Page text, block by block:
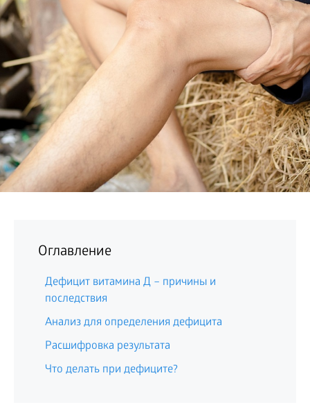
Оглавление
Дефицит витамина Д – причины и
последствия
Анализ для определения дефицита
Расшифровка результата
Что делать при дефиците?